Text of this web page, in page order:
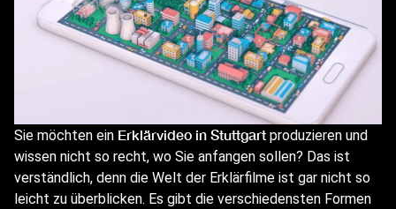
Sie möchten ein Erklärvideo in Stuttgart produzieren und
wissen nicht so recht, wo Sie anfangen sollen? Das ist
verständlich, denn die Welt der Erklärfilme ist gar nicht so
leicht zu überblicken. Es gibt die verschiedensten Formen